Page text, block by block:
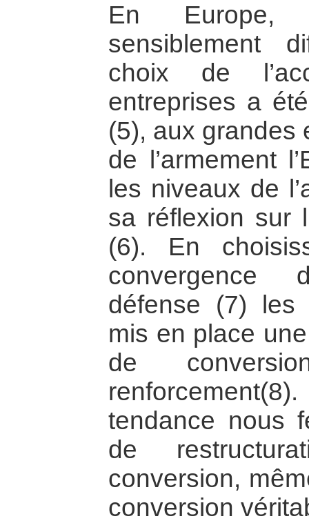
En
sensiblement
choix de
entreprises a
(5), aux grandes
de l’armement
les niveaux de
sa réflexion sur
(6). En
convergence
défense (7) les
mis en place
de
tendance nous
de
conversion,
conversion